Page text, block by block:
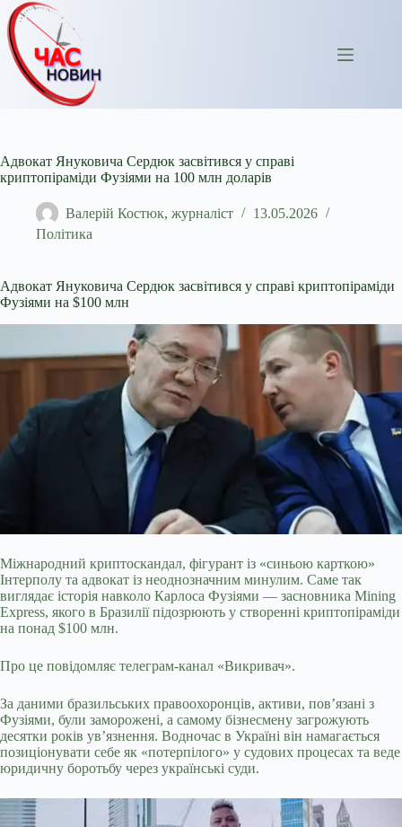
Перейти
до
вмісту
Адвокат Януковича Сердюк засвітився у справі
криптопіраміди Фузіями на 100 млн доларів
Валерій Костюк, журналіст
13.05.2026
Політика
Адвокат Януковича Сердюк засвітився у справі криптопіраміди
Фузіями на $100 млн
Міжнародний криптоскандал, фігурант із «синьою карткою»
Інтерполу та адвокат із неоднозначним минулим. Саме так
виглядає історія навколо Карлоса Фузіями — засновника Mining
Express, якого в Бразилії підозрюють у створенні криптопіраміди
на понад $100 млн.
Про це повідомляє телеграм-канал «Викривач».
За даними бразильських правоохоронців, активи, пов’язані з
Фузіями, були заморожені, а самому бізнесмену загрожують
десятки років ув’язнення. Водночас в Україні він намагається
позиціонувати себе як «потерпілого» у судових процесах та веде
юридичну боротьбу через українські суди.